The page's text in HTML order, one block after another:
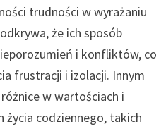
trudności w wyrażaniu
że ich sposób
i konfliktów, co
frustracji i izolacji. Innym
w wartościach i
życia codziennego, takich